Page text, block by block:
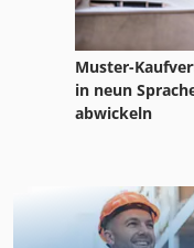
Muster-
in neun
abwickeln